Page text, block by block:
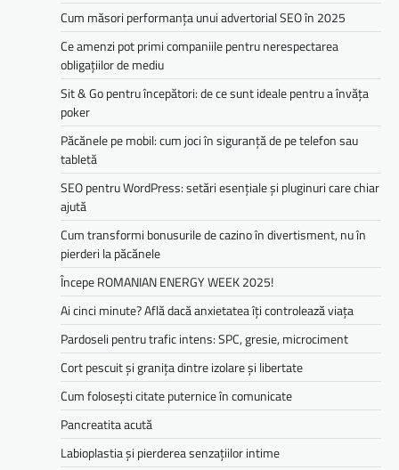
Cum măsori performanța unui advertorial SEO în 2025
Ce amenzi pot primi companiile pentru nerespectarea
obligațiilor de mediu­­
Sit & Go pentru începători: de ce sunt ideale pentru a învăța
poker
Păcănele pe mobil: cum joci în siguranță de pe telefon sau
tabletă
SEO pentru WordPress: setări esențiale și pluginuri care chiar
ajută
Cum transformi bonusurile de cazino în divertisment, nu în
pierderi la păcănele
Începe ROMANIAN ENERGY WEEK 2025!
Ai cinci minute? Află dacă anxietatea îți controlează viața
Pardoseli pentru trafic intens: SPC, gresie, microciment
Cort pescuit și granița dintre izolare și libertate
Cum folosești citate puternice în comunicate
Pancreatita acută
Labioplastia și pierderea senzațiilor intime